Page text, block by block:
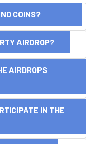
COINS?
AIRDROP?
AIRDROPS
IN THE